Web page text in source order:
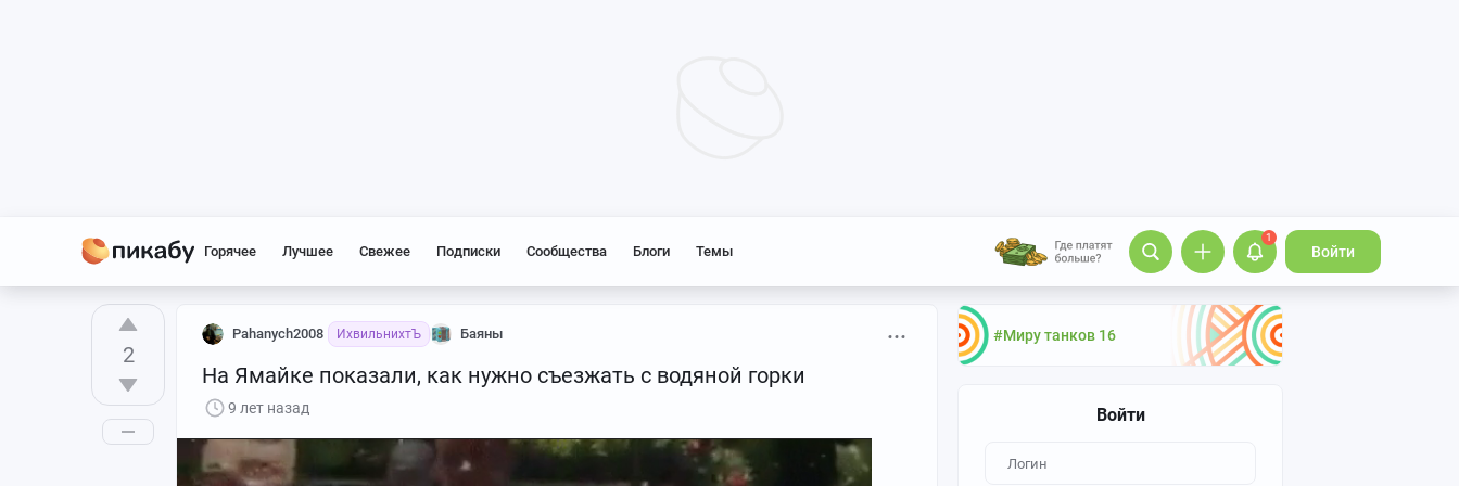
Горячее Лучшее Свежее Подписки Сообщества Блоги Темы
1
Войти
#Миру танков 16
Войти
2
Pahanych2008 ИхвильнихтЪ Баяны
На Ямайке показали, как нужно съезжать с водяной горки
9 лет назад